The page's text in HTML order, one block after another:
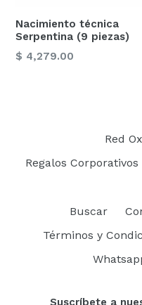
Nacimiento técnica
Serpentina (9 piezas)
Precio
$ 4,279.00
Red
Regalos
Buscar
Términos y
Suscríbete a